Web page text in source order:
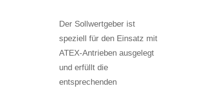
Der Sollwertgeber ist
speziell für den Einsatz mit
ATEX-Antrieben ausgelegt
und erfüllt die
entsprechenden